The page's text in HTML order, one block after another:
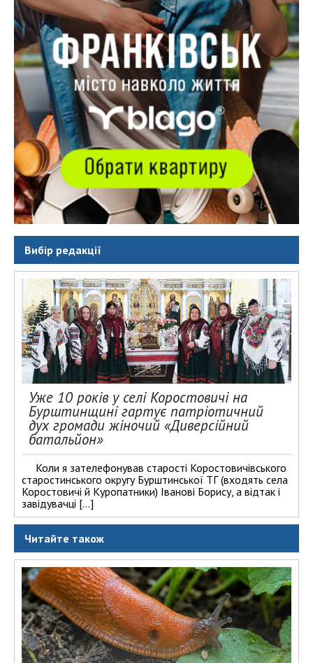
Вибір редакції
Уже 10 років у селі Коростовичі на
Бурштинщині гартує патріотичний
дух громади жіночий «Диверсійний
батальйон»
Коли я зателефонував старості Коростовичівського
старостинського округу Бурштинської ТГ (входять села
Коростовичі й Куропатники) Іванові Борису, а відтак і
завідувачці […]
Читайте також